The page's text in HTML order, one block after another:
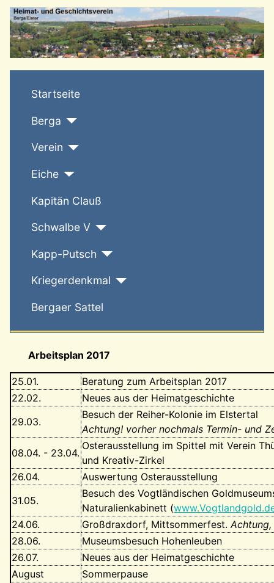
Startseite
Berga
Verein
Eiche
Kapitän Clauß
Schwalbe V
Kapp-Putsch
Kriegerdenkmal
Bergaer Sattel
Arbeitsplan 2017
25.01.
Beratung zum Arbeitsplan 2017
22.02.
Neues aus der Heimatgeschichte
29.03.
Besuch der Reiher-Kolonie im Elstertal
Achtung! vorher nochmals Termin- und
08.04. - 23.04.
Osterausstellung im Spittel mit Verein
und Kreativ-Zirkel
26.04.
Auswertung Osterausstellung
31.05.
Besuch des Vogtländischen
Naturalienkabinett (
24.06.
Großdraxdorf, Mittsommerfest. Achtung,
28.06.
Museumsbesuch Hohenleuben
26.07.
Neues aus der Heimatgeschichte
August
Sommerpause